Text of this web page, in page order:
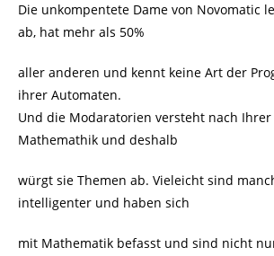
Die unkompentete Dame von Novomatic
ab, hat mehr als 50%
aller anderen und kennt keine Art der
ihrer Automaten.
Und die Modaratorien versteht nach Ihrer
Mathemathik und deshalb
würgt sie Themen ab. Vieleicht sind
intelligenter und haben sich
mit Mathematik befasst und sind nicht